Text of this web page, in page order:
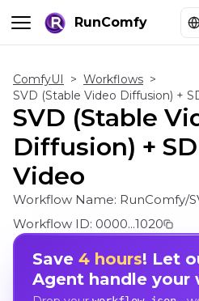
RunComfy
ComfyUI > Workflows >
SVD (Stable Video Diffusion) +
SVD (Stable
Diffusion) +
Video
Workflow Name: RunComfy/
Workflow ID: 0000...1020
Save 4 hours! Let
Agent handle your